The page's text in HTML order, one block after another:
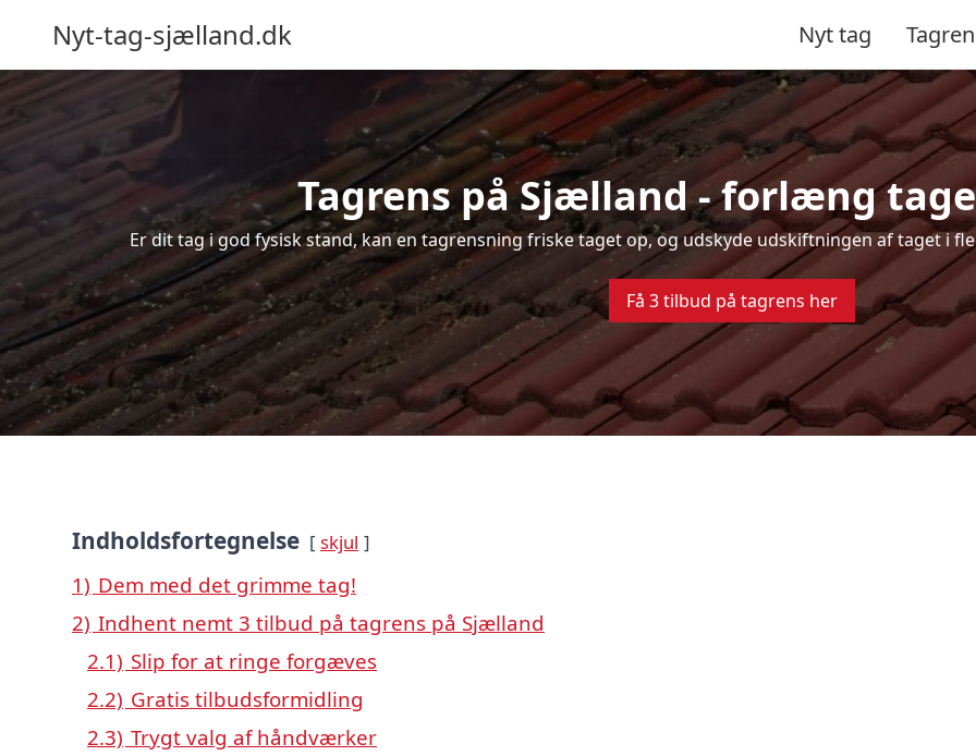
Nyt-tag-sjælland.dk Nyt tag
Tagrens på Sjælland - forlæng
Er dit tag i god fysisk stand, kan en tagrensning friske taget op, og udskyde udskiftningen af taget i
Få 3 tilbud på tagrens her
Indholdsfortegnelse skjul
1) Dem med det grimme tag!
2) Indhent nemt 3 tilbud på tagrens på Sjælland
2.1) Slip for at ringe forgæves
2.2) Gratis tilbudsformidling
2.3) Trygt valg af håndværker